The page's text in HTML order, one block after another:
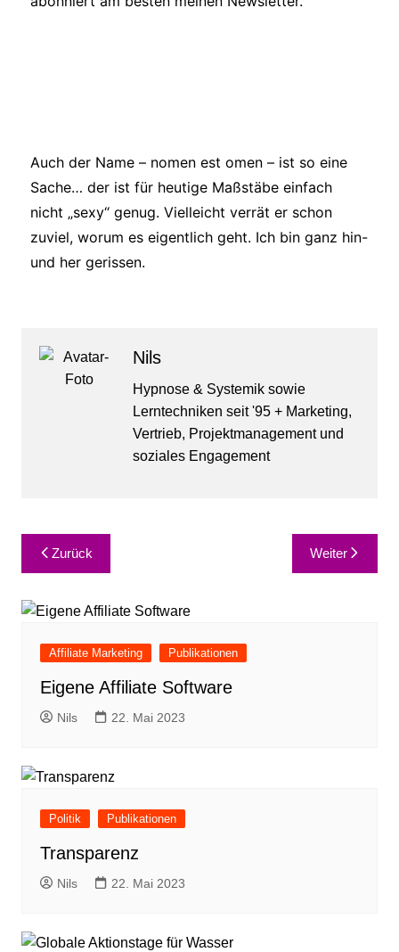
Auch der Name – nomen est omen – ist so eine
Sache… der ist für heutige Maßstäbe einfach
nicht „sexy“ genug. Vielleicht verrät er schon
zuviel, worum es eigentlich geht. Ich bin ganz hin-
und her gerissen.
Nils
Hypnose & Systemik sowie
Lerntechniken seit '95 + Marketing,
Vertrieb, Projektmanagement und
soziales Engagement
Zurück Weiter
Affiliate Marketing Publikationen
Eigene Affiliate Software
Nils 22. Mai 2023
Politik Publikationen
Transparenz
Nils 22. Mai 2023